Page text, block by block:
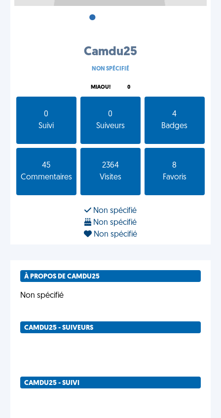
•
Camdu25
NON SPÉCIFIÉ
MIAOU! 0
0
Suivi
0
Suiveurs
4
Badges
45
Commentaires
2364
Visites
8
Favoris
Non spécifié
Non spécifié
Non spécifié
À PROPOS DE CAMDU25
Non spécifié
CAMDU25 - SUIVEURS
CAMDU25 - SUIVI